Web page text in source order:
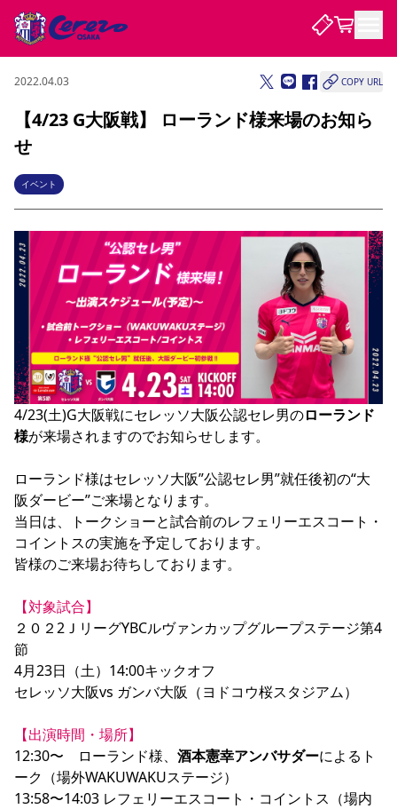
試合・チーム
試合日程 / 結果
チームについて
スケジュール アクセス レディース
ハナサカプレーヤー
観戦する
チケット
販売スケジュール 価格・席種 購入方法
法人シーズンシート
団体チケット
特定興行入場券 譲渡サービス リセールサービス
観戦ガイド
初めて観戦ガイド キッズ向けサービス グルメ マッチデープログラム
観戦マナー&ルール ビジターサポーター観戦ガイド 公式アプリ
スタジアム
YANMAR HANASAKA STADIUM
DAZNで観戦
DAZNで観戦
アウェイツアー
アウェイツアー
よくある質問
よくある質問
クラブを知る
セレッソ大阪について
クラブ紹介 沿革 シーズン記録 求人情報
サポートする
パートナー企業募集中 セレッソ大阪VISAカード
サポートスタッフ
セレッソアイデアちょうだいな
応援商店街
Lise（ライセンスビジネス）
サステナビリティ
活動レポート SPORT POSITIVE LEAGUES 取り組み実績
スポーツクラブ
スポーツクラブ
関連団体/施設
長居公園 セレッソフットサルパーク
セレッソスポーツパーク舞洲
セレッソ大阪アカデミー 子供のサッカースクール
ファンクラブ
ファンクラブ
SAKURA SOCIO 招待券引換方法 まいセレチケット 会員規定
婚姻届・出生届・命名書
ニュース
ニュース
すべて チーム グッズ チケット イベント ファンクラブ
ホームタウン
パートナー スポーツクラブ メディア
レディース
アカデミー
2022.04.03 COPY URL
【4/23 G大阪戦】 ローランド様来場のお知ら
せ
イベント
4/23(土)G大阪戦にセレッソ大阪公認セレ男のローランド
様が来場されますのでお知らせします。
ローランド様はセレッソ大阪”公認セレ男”就任後初の“大
阪ダービー”ご来場となります。
当日は、トークショーと試合前のレフェリーエスコート・
コイントスの実施を予定しております。
皆様のご来場お待ちしております。
【対象試合】
２０２2ＪリーグYBCルヴァンカップグループステージ第4
節
4月23日（土）14:00キックオフ
セレッソ大阪vs ガンバ大阪（ヨドコウ桜スタジアム）
【出演時間・場所】
12:30〜　ローランド様、 酒本憲幸アンバサダーによるト
ーク（場外WAKUWAKUステージ）
13:58〜14:03 レフェリーエスコート・コイントス（場内